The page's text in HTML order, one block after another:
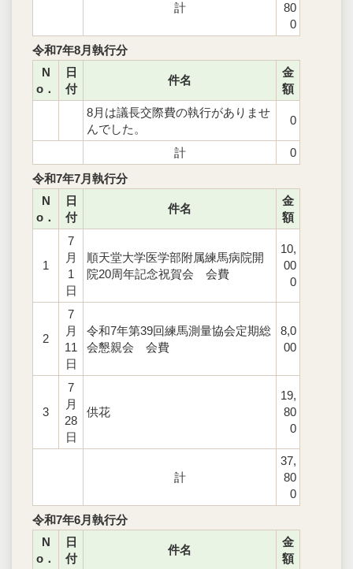
計
80
0
令和7年8月執行分
N
o．
日
付
件名
金
額
8月は議長交際費の執行がありませ
んでした。
0
計
0
令和7年7月執行分
N
o．
日
付
件名
金
額
1
7
月
1
日
順天堂大学医学部附属練馬病院開
院20周年記念祝賀会 会費
10,
00
0
2
7
月
11
日
令和7年第39回練馬測量協会定期総
会懇親会 会費
8,0
00
3
7
月
28
日
供花
19,
80
0
計
37,
80
0
令和7年6月執行分
N
o．
日
付
件名
金
額